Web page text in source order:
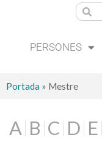
PERSONES
Portada » Mestre
A B C D E